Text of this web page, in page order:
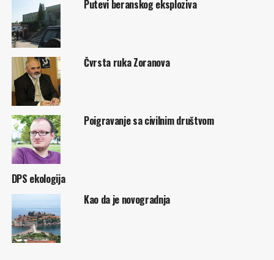
Putevi beranskog eksploziva
Čvrsta ruka Zoranova
Poigravanje sa civilnim društvom
DPS ekologija
Kao da je novogradnja